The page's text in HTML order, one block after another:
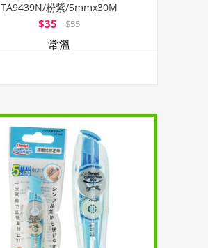
TA9439N/粉紫/5mmx30M
$35 $55
常溫